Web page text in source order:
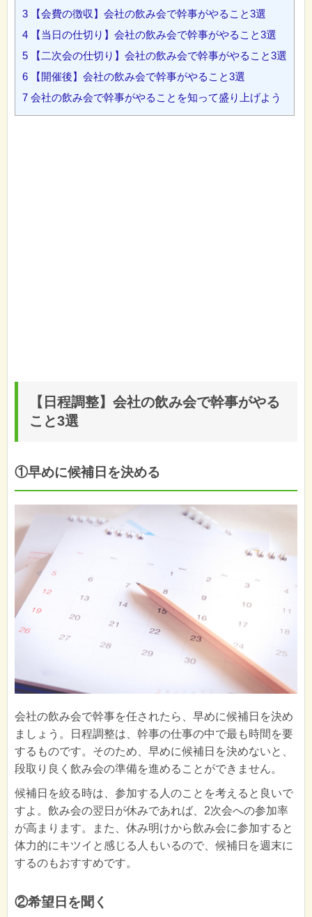
3 【会費の徴収】会社の飲み会で幹事がやること3選
4 【当日の仕切り】会社の飲み会で幹事がやること3選
5 【二次会の仕切り】会社の飲み会で幹事がやること3選
6 【開催後】会社の飲み会で幹事がやること3選
7 会社の飲み会で幹事がやることを知って盛り上げよう
【日程調整】会社の飲み会で幹事がやる
こと3選
①早めに候補日を決める
会社の飲み会で幹事を任されたら、早めに候補日を決め
ましょう。日程調整は、幹事の仕事の中で最も時間を要
するものです。そのため、早めに候補日を決めないと、
段取り良く飲み会の準備を進めることができません。
候補日を絞る時は、参加する人のことを考えると良いで
すよ。飲み会の翌日が休みであれば、2次会への参加率
が高まります。また、休み明けから飲み会に参加すると
体力的にキツイと感じる人もいるので、候補日を週末に
するのもおすすめです。
②希望日を聞く